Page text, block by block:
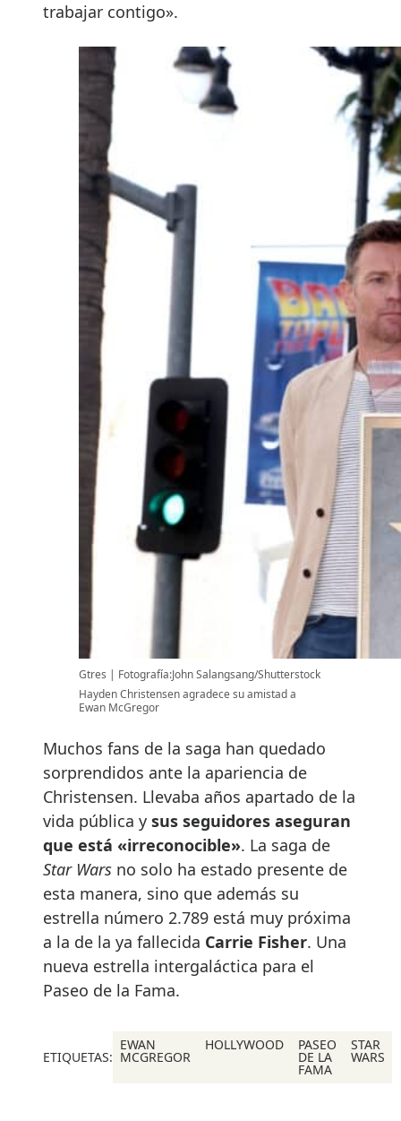
trabajar contigo».
Gtres
Fotografía:John Salangsang/Shutterstock
Hayden Christensen agradece su amistad a
Ewan McGregor
Muchos fans de la saga han quedado
sorprendidos ante la apariencia de
Christensen. Llevaba años apartado de la
vida pública y sus seguidores aseguran
que está «irreconocible». La saga de
Star Wars no solo ha estado presente de
esta manera, sino que además su
estrella número 2.789 está muy próxima
a la de la ya fallecida Carrie Fisher. Una
nueva estrella intergaláctica para el
Paseo de la Fama.
ETIQUETAS:
EWAN
MCGREGOR
HOLLYWOOD PASEO
DE LA
FAMA
STAR
WARS